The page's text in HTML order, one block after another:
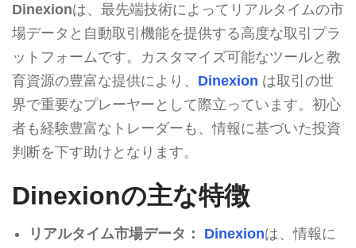
Dinexionは、最先端技術によってリアルタイムの市
場データと自動取引機能を提供する高度な取引プラ
ットフォームです。カスタマイズ可能なツールと教
育資源の豊富な提供により、 Dinexion は取引の世
界で重要なプレーヤーとして際立っています。初心
者も経験豊富なトレーダーも、情報に基づいた投資
判断を下す助けとなります。
Dinexionの主な特徴
リアルタイム市場データ： Dinexionは、情報に